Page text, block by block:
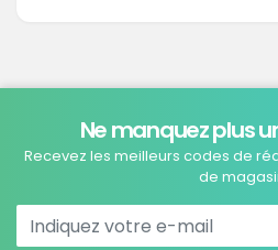
Ne manquez plus
Recevez les meilleurs codes de
de